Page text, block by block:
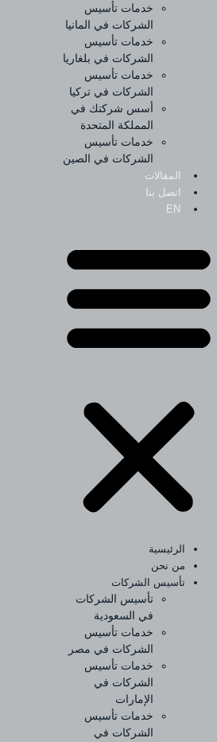
خدمات تأسيس
الشركات في المانيا
خدمات تأسيس
الشركات في بلغاريا
خدمات تأسيس
الشركات في تركيا
أسس شركتك في
المملكة المتحدة
خدمات تأسيس
الشركات في الصين
المقالات
اتصل بنا
EN
الرئيسية
من نحن
تأسيس الشركات
تأسيس الشركات
في السعودية
خدمات تأسيس
الشركات في مصر
خدمات تأسيس
الشركات في
الإمارات
خدمات تأسيس
الشركات في